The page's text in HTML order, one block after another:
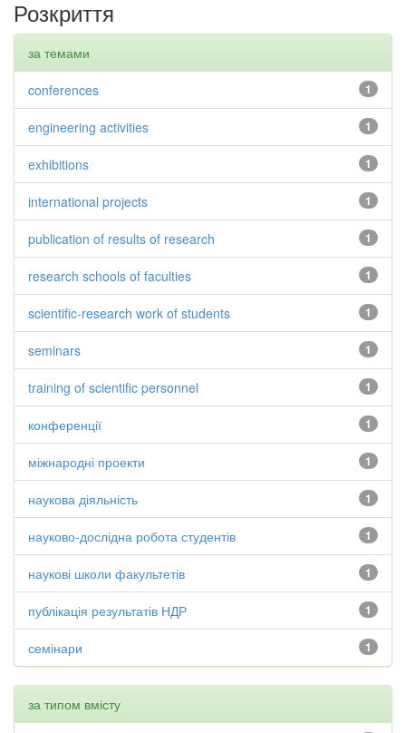
Розкриття
за темами
1
conferences
1
engineering activities
1
exhibitions
1
international projects
1
publication of results of research
1
research schools of faculties
1
scientific-research work of students
1
seminars
1
training of scientific personnel
1
конференції
1
міжнародні проекти
1
наукова діяльність
1
науково-дослідна робота студентів
1
наукові школи факультетів
1
публікація результатів НДР
1
семінари
за типом вмісту